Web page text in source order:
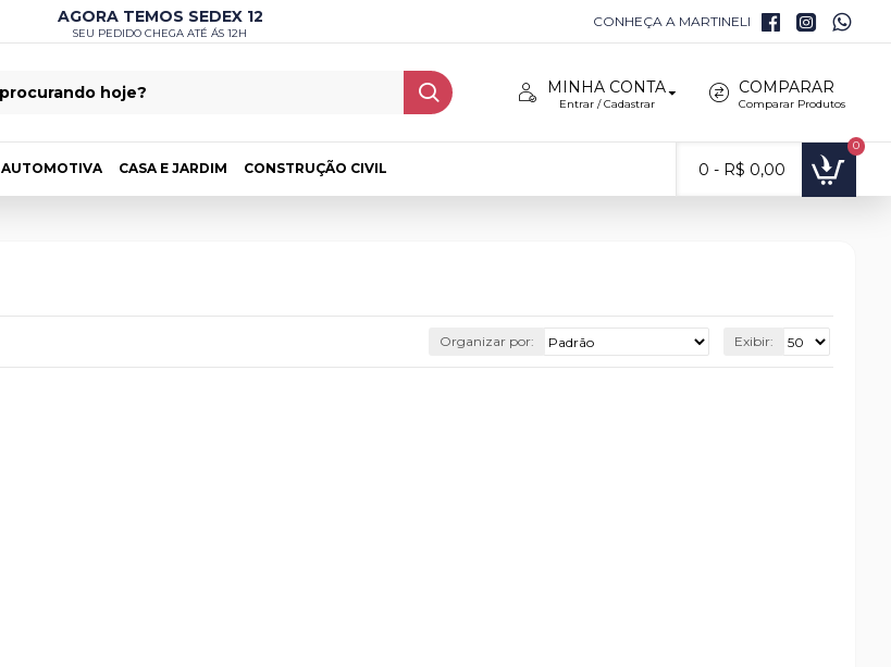
AGORA TEMOS SEDEX 12
SEU PEDIDO CHEGA ATÉ ÁS 12H
CONHEÇA A MARTINELI
MINHA CONTA
Entrar / Cadastrar
COMPARAR
Comparar Produtos
AUTOMOTIVA CASA E JARDIM CONSTRUÇÃO CIVIL 0 - R$ 0,00
0
Organizar por: Exibir: